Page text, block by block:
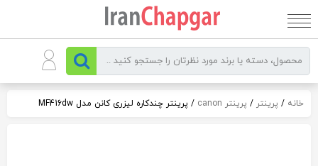
به
خانه / پرینتر / پرینتر canon / پرینتر چندکاره لیزری کانن مدل MF416dw